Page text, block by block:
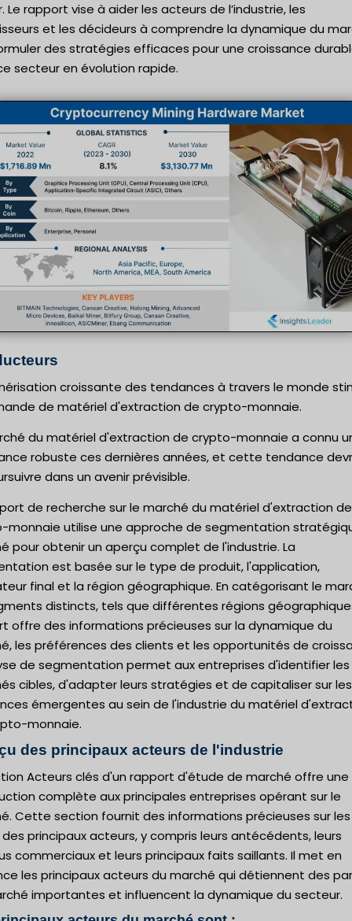
Le rapport vise à aider les acteurs de l’industrie, les
et les décideurs à comprendre la dynamique du
des stratégies efficaces pour une croissance
secteur en évolution rapide.
croissante des tendances à travers le monde
de matériel d'extraction de crypto-monnaie.
du matériel d'extraction de crypto-monnaie a connu
robuste ces dernières années, et cette tendance
dans un avenir prévisible.
de recherche sur le marché du matériel d'extraction de
monnaie utilise une approche de segmentation
pour obtenir un aperçu complet de l'industrie. La
est basée sur le type de produit, l'application,
final et la région géographique. En catégorisant le
distincts, tels que différentes régions
offre des informations précieuses sur la dynamique du
les préférences des clients et les opportunités de
de segmentation permet aux entreprises d'identifier les
cibles, d'adapter leurs stratégies et de capitaliser sur les
émergentes au sein de l'industrie du matériel
monnaie.
des principaux acteurs de l'industrie
Acteurs clés d'un rapport d'étude de marché offre une
complète aux principales entreprises opérant sur le
Cette section fournit des informations précieuses sur les
principaux acteurs, y compris leurs antécédents, leurs
commerciaux et leurs principaux faits saillants. Il met en
les principaux acteurs du marché qui détiennent des
importantes et influencent la dynamique du secteur.